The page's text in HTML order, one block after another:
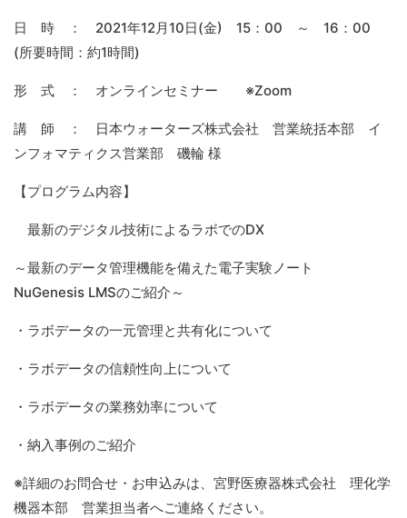
日 時 ： 2021年12月10日(金) 15：00 ～ 16：00
(所要時間：約1時間)
形 式 ： オンラインセミナー ※Zoom
講 師 ： 日本ウォーターズ株式会社 営業統括本部 イ
ンフォマティクス営業部 磯輪 様
【プログラム内容】
最新のデジタル技術によるラボでのDX
～最新のデータ管理機能を備えた電子実験ノート
NuGenesis LMSのご紹介～
・ラボデータの一元管理と共有化について
・ラボデータの信頼性向上について
・ラボデータの業務効率について
・納入事例のご紹介
※詳細のお問合せ・お申込みは、宮野医療器株式会社 理化学
機器本部 営業担当者へご連絡ください。